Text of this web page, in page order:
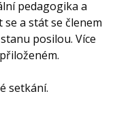
pedagogika a
a stát se členem
posilou. Více
setkání.